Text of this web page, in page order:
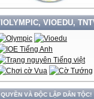
VIOEDU,
LẬP DÂN TỘC!